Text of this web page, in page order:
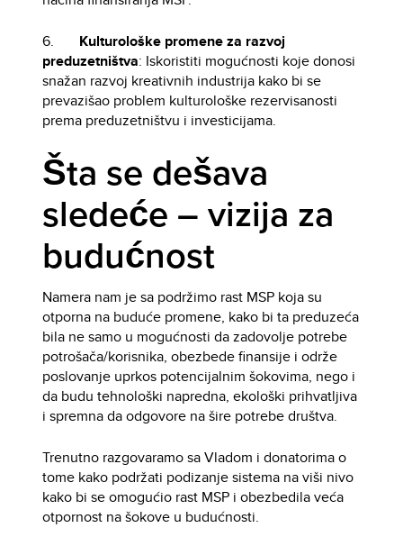
6. Kulturološke promene za razvoj
preduzetništva: Iskoristiti mogućnosti koje donosi
snažan razvoj kreativnih industrija kako bi se
prevazišao problem kulturološke rezervisanosti
prema preduzetništvu i investicijama.
Šta se dešava
sledeće – vizija za
budućnost
Namera nam je sa podržimo rast MSP koja su
otporna na buduće promene, kako bi ta preduzeća
bila ne samo u mogućnosti da zadovolje potrebe
potrošača/korisnika, obezbede finansije i održe
poslovanje uprkos potencijalnim šokovima, nego i
da budu tehnološki napredna, ekološki prihvatljiva
i spremna da odgovore na šire potrebe društva.
Trenutno razgovaramo sa Vladom i donatorima o
tome kako podržati podizanje sistema na viši nivo
kako bi se omogućio rast MSP i obezbedila veća
otpornost na šokove u budućnosti.